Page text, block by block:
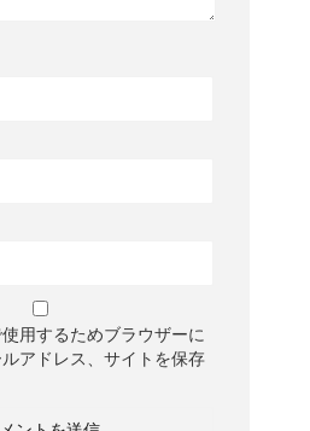
用するためブラウザーに
アドレス、サイトを保存